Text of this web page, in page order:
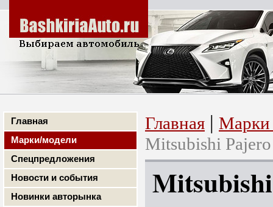
Главная
Марки/модели
Спецпредложения
Новости и события
Новинки авторынка
Главная | Марки
Mitsubishi